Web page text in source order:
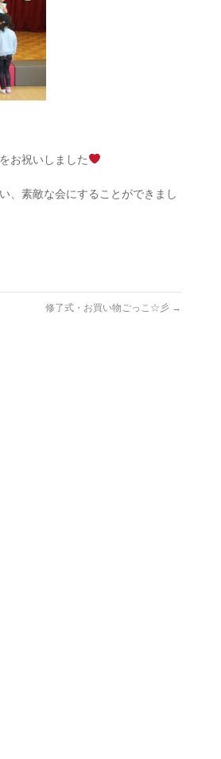
お祝いしました
、素敵な会にすることができまし
修了式・お買い物ごっこ☆彡 →